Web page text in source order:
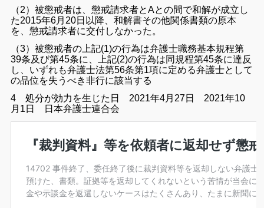
（2）被懲戒者は、懲戒請求者とAとの間で和解が成立し
た2015年6月20日以降、和解書その他関係書類の原本
を、懲戒請求者に交付しなかった。
（3）被懲戒者の上記(1)の行為は弁護士職務基本規程第
39条及び第45条に、上記(2)の行為は同規程第45条に達反
し、いずれも弁護士法第56条第1項に定める弁護士として
の品位を失うべき非行に該当する
4 処分が効力を生じた日 2021年4月27日 2021年10
月1日 日本弁護士連合会